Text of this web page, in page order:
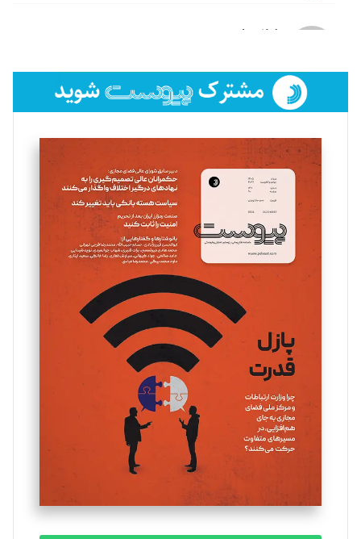
لیلا حنارود
فائزه فتحی رستمی
تحریریه
سروش کرمیان
تحریریه
مینا پاکدل
یسنا امان‌پور
تحریریه
ملینا جعفری
تحریریه
مصطفی مسجدی آرانی
تحریریه